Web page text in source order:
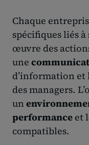
Chaque
spécifiques liés à
œuvre des
une
d’information et
des managers.
un
performance et
compatibles.